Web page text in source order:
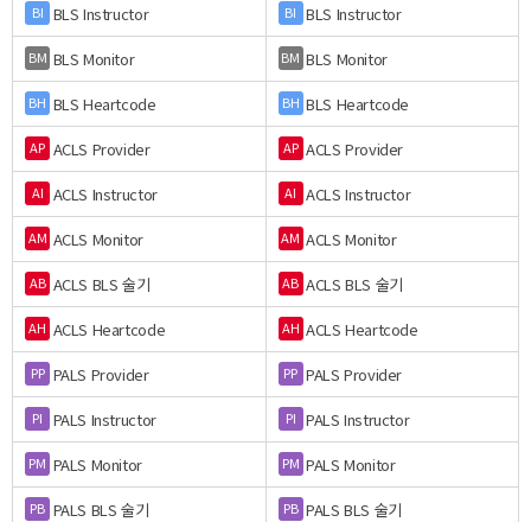
BI BLS Instructor BI BLS Instructor
BM BLS Monitor BM BLS Monitor
BH BLS Heartcode BH BLS Heartcode
AP ACLS Provider AP ACLS Provider
AI ACLS Instructor AI ACLS Instructor
AM ACLS Monitor AM ACLS Monitor
AB ACLS BLS 술기 AB ACLS BLS 술기
AH ACLS Heartcode AH ACLS Heartcode
PP PALS Provider PP PALS Provider
PI PALS Instructor PI PALS Instructor
PM PALS Monitor PM PALS Monitor
PB PALS BLS 술기 PB PALS BLS 술기